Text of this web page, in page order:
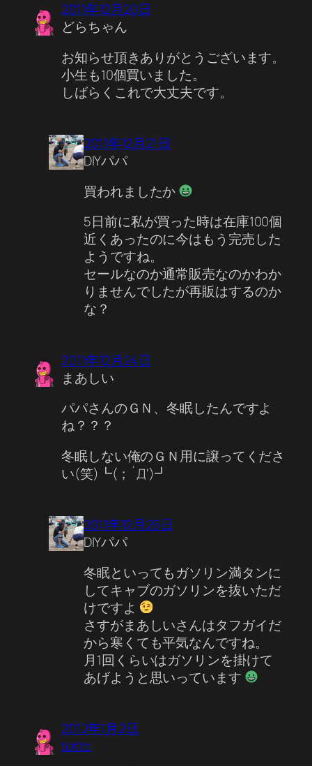
2011年12月20日
どらちゃん
お知らせ頂きありがとうございます。
小生も10個買いました。
しばらくこれで大丈夫です。
2011年12月21日
DIYパパ
買われましたか
5日前に私が買った時は在庫100個
近くあったのに今はもう完売した
ようですね。
セールなのか通常販売なのかわか
りませんでしたが再販はするのか
な？
2011年12月24日
まあしい
パパさんのＧＮ、冬眠したんですよ
ね？？？
冬眠しない俺のＧＮ用に譲ってくださ
い(笑)┗(；´Д‘)┛
2011年12月25日
DIYパパ
冬眠といってもガソリン満タンに
してキャブのガソリンを抜いただ
けですよ
さすがまあしいさんはタフガイだ
から寒くても平気なんですね。
月1回くらいはガソリンを掛けて
あげようと思いっています
2012年1月2日
totto